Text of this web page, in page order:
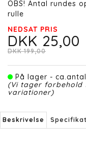
OBS! Antal rundes
rulle
NEDSAT PRIS
DKK 25,00
DKK 199,00
På lager -
(Vi tager
variationer)
Beskrivelse